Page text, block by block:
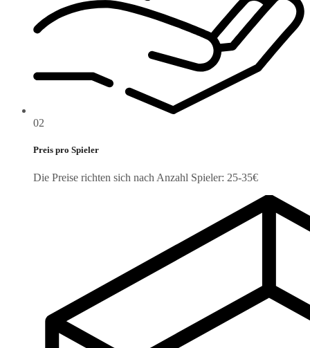
02
Preis pro Spieler
Die Preise richten sich nach Anzahl Spieler: 25-35€